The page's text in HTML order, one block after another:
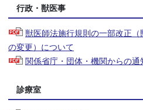
行政・獣医事
獣医師法施行規則の一部改正
の変更）について
関係省庁・団体・機関からの通
診療室